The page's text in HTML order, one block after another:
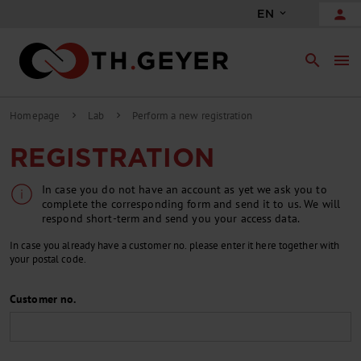
EN person
search menu
Homepage chevron_right Lab chevron_right Perform a new registration
REGISTRATION
In case you do not have an account as yet we ask you to
complete the corresponding form and send it to us. We will
respond short-term and send you your access data.
In case you already have a customer no. please enter it here together with
your postal code.
Customer no.